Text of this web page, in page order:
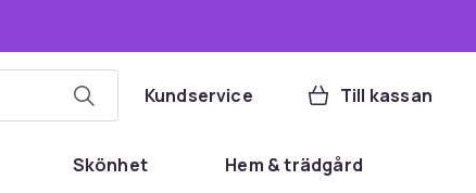
Kundservice Till kassan
Skönhet Hem & trädgård